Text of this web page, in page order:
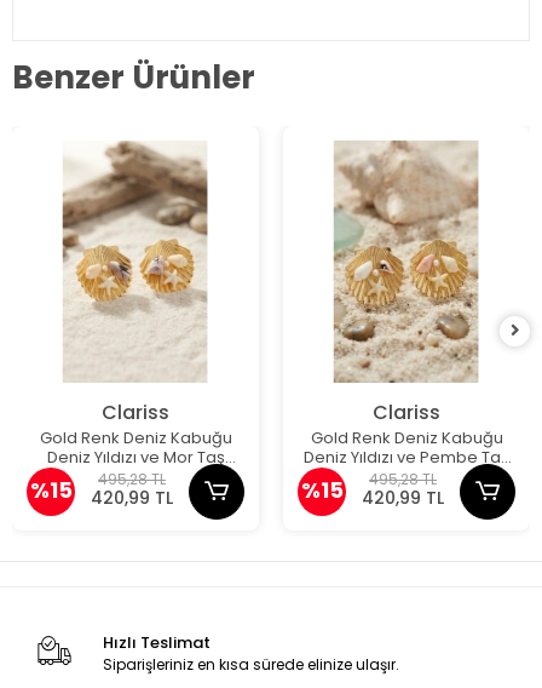
Benzer Ürünler
Clariss
Gold Renk Deniz Kabuğu
Deniz Yıldızı ve Mor Taş
Detaylı Küpe
%15 495,28 TL
420,99 TL
Clariss
Gold Renk Deniz Kabuğu
Deniz Yıldızı ve Pembe Taş
Detaylı Küpe
%15 495,28 TL
420,99 TL
Hızlı Teslimat
Siparişleriniz en kısa sürede elinize ulaşır.